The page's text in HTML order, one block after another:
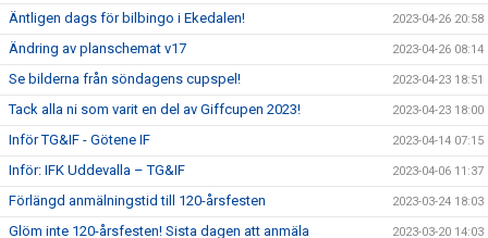
Äntligen dags för bilbingo i Ekedalen! 2023-04-26 20:58
Ändring av planschemat v17 2023-04-26 08:14
Se bilderna från söndagens cupspel! 2023-04-23 18:51
Tack alla ni som varit en del av Giffcupen 2023! 2023-04-23 18:00
Inför TG&IF - Götene IF 2023-04-14 07:15
Inför: IFK Uddevalla – TG&IF 2023-04-06 11:37
Förlängd anmälningstid till 120-årsfesten 2023-03-24 18:03
Glöm inte 120-årsfesten! Sista dagen att anmäla 2023-03-20 14:03